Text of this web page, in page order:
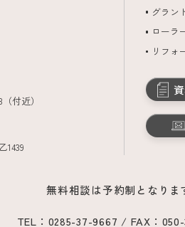
付近）
1439
グラン
ローラ
リフォ
無料相談は予約制となりま
TEL：0285-37-9667 / FAX：050-